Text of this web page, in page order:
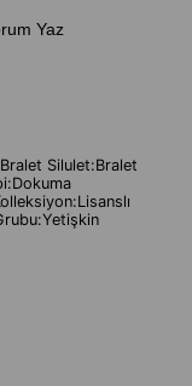
Yaz
Silulet:Bralet